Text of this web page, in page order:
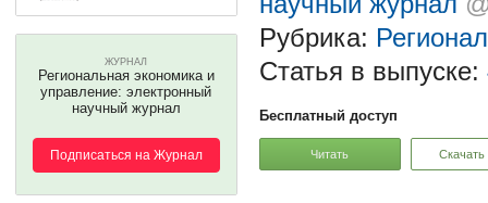
ЖУРНАЛ
Региональная экономика и
управление: электронный
научный журнал
Подписаться на Журнал
Рубрика:
Статья в выпуске:
Бесплатный доступ
Читать Скачать